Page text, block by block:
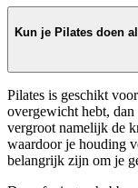
Kun je Pilates doen
Pilates is geschikt
overgewicht hebt,
vergroot namelijk de
waardoor je houding
belangrijk zijn om je